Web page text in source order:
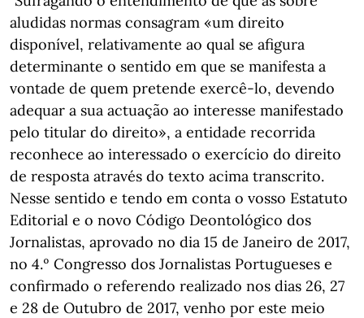
aludidas normas consagram «um direito
disponível, relativamente ao qual se afigura
determinante o sentido em que se manifesta a
vontade de quem pretende exercê-lo, devendo
adequar a sua actuação ao interesse manifestado
pelo titular do direito», a entidade recorrida
reconhece ao interessado o exercício do direito
de resposta através do texto acima transcrito.
Nesse sentido e tendo em conta o vosso Estatuto
Editorial e o novo Código Deontológico dos
Jornalistas, aprovado no dia 15 de Janeiro de 2017,
no 4.º Congresso dos Jornalistas Portugueses e
confirmado o referendo realizado nos dias 26, 27
e 28 de Outubro de 2017, venho por este meio